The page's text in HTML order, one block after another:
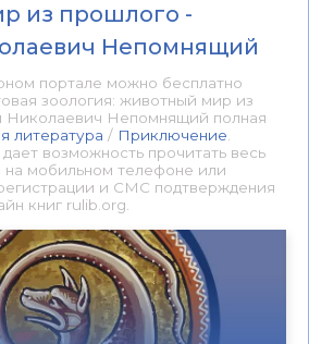
из прошлого -
Непомнящий
портале можно бесплатно
зоология: животный мир из
Николаевич Непомнящий полная
литература / Приключение
возможность прочитать весь
на мобильном телефоне или
и СМС подтверждения
книг rulib.org.